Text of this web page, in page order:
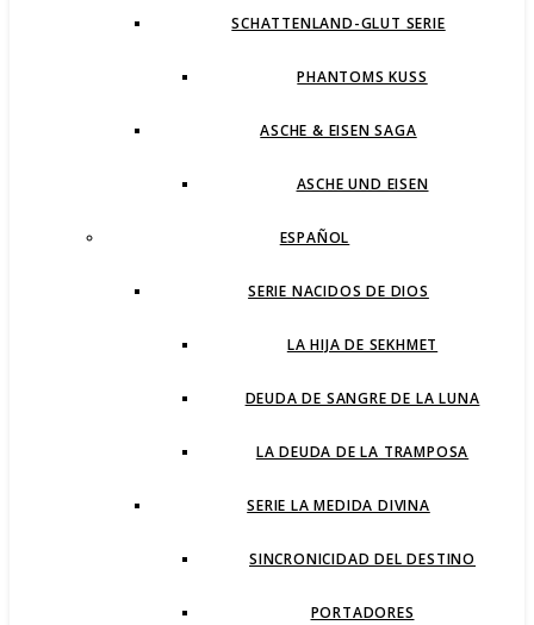
SCHATTENLAND-GLUT SERIE
PHANTOMS KUSS
ASCHE & EISEN SAGA
ASCHE UND EISEN
ESPAÑOL
SERIE NACIDOS DE DIOS
LA HIJA DE SEKHMET
DEUDA DE SANGRE DE LA LUNA
LA DEUDA DE LA TRAMPOSA
SERIE LA MEDIDA DIVINA
SINCRONICIDAD DEL DESTINO
PORTADORES